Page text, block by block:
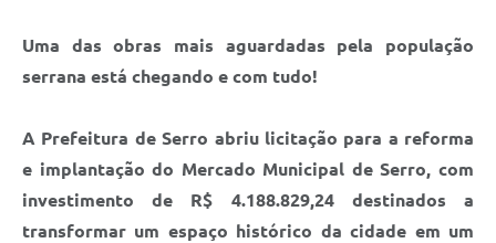
Arquivos para Download
SIC
Jornal
Covid -19 em Serro
Uma das obras mais aguardadas pela população
serrana está chegando e com tudo!
A Prefeitura de Serro abriu licitação para a reforma
e implantação do Mercado Municipal de Serro, com
investimento de R$ 4.188.829,24 destinados a
transformar um espaço histórico da cidade em um